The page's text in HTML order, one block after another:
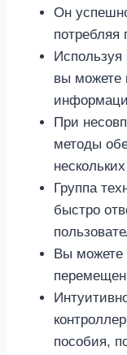
Он
потребляя
вы можете
При
методы
Группа
быстро
Вы можете
пособия,